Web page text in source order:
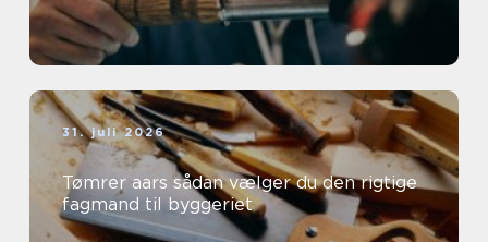
31. juli 2026
Tømrer aars sådan vælger du den rigtige
fagmand til byggeriet